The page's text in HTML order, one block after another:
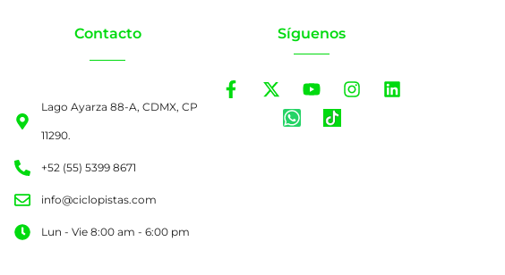
Contacto
Lago Ayarza 88-A, CDMX, CP
11290.
+52 (55) 5399 8671
info@ciclopistas.com
Lun - Vie 8:00 am - 6:00 pm
Síguenos